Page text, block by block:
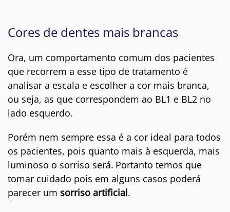
Cores de dentes mais brancas
Ora, um comportamento comum dos pacientes
que recorrem a esse tipo de tratamento é
analisar a escala e escolher a cor mais branca,
ou seja, as que correspondem ao BL1 e BL2 no
lado esquerdo.
Porém nem sempre essa é a cor ideal para todos
os pacientes, pois quanto mais à esquerda, mais
luminoso o sorriso será. Portanto temos que
tomar cuidado pois em alguns casos poderá
parecer um sorriso artificial.